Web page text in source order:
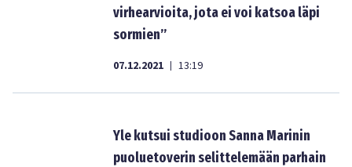
virhearvioita, jota ei voi katsoa läpi
sormien”
07.12.2021 | 13:19
Yle kutsui studioon Sanna Marinin
puoluetoverin selittelemään parhain